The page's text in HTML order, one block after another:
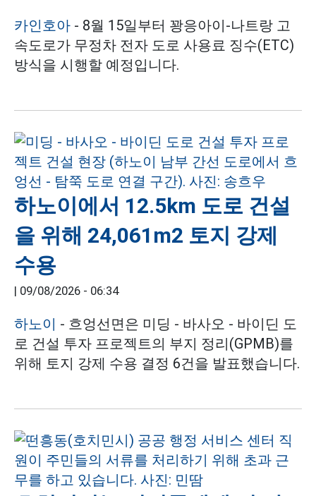
카인호아 - 8월 15일부터 꽝응아이-나트랑 고
속도로가 무정차 전자 도로 사용료 징수(ETC)
방식을 시행할 예정입니다.
하노이에서 12.5km 도로 건설
을 위해 24,061m2 토지 강제
수용
| 09/08/2026 - 06:34
하노이 - 흐엉선면은 미딩 - 바사오 - 바이딘 도
로 건설 투자 프로젝트의 부지 정리(GPMB)를
위해 토지 강제 수용 결정 6건을 발표했습니다.